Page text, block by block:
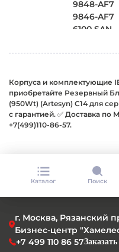
Корпуса и комплектующие
приобретайте Резервный
(950Wt) (Artesyn) C14 для
с гарантией. ✅ Доставка
+7(499)110-86-57.
Каталог Поиск
г. Москва, Рязанский
Бизнес-центр
+7 499 110 86 57